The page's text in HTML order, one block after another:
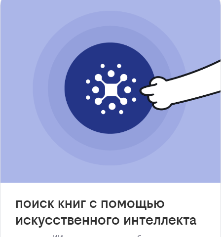
поиск книг с помощью
искусственного интеллекта